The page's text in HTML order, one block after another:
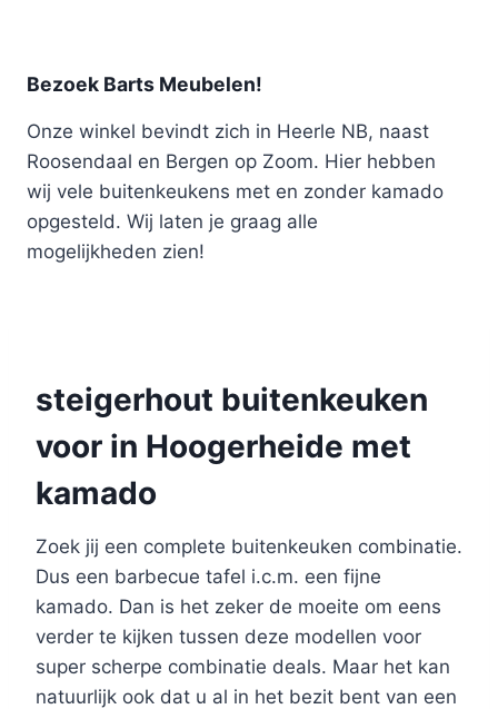
Bezoek Barts Meubelen!
Onze winkel bevindt zich in Heerle NB, naast
Roosendaal en Bergen op Zoom. Hier hebben
wij vele buitenkeukens met en zonder kamado
opgesteld. Wij laten je graag alle
mogelijkheden zien!
steigerhout buitenkeuken
voor in Hoogerheide met
kamado
Zoek jij een complete buitenkeuken combinatie.
Dus een barbecue tafel i.c.m. een fijne
kamado. Dan is het zeker de moeite om eens
verder te kijken tussen deze modellen voor
super scherpe combinatie deals. Maar het kan
natuurlijk ook dat u al in het bezit bent van een